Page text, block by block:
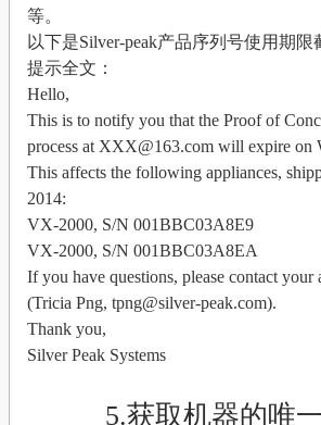
等。
以下是Silver-peak产品序列号使用期
提示全文：
Hello,
This is to notify you that the Proof of
process at XXX@163.com will expire on
This affects the following appliances,
2014:
VX-2000, S/N 001BBC03A8E9
VX-2000, S/N 001BBC03A8EA
If you have questions, please contact your
(Tricia Png, tpng@silver-peak.com).
Thank you,
Silver Peak Systems
5.获取机器的唯